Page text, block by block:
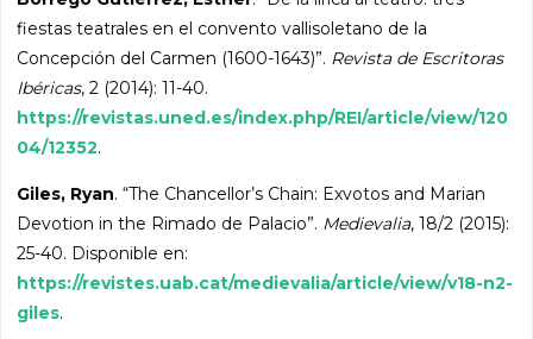
fiestas teatrales en el convento vallisoletano de la
Concepción del Carmen (1600-1643)”. Revista de Escritoras
Ibéricas, 2 (2014): 11-40.
https://revistas.uned.es/index.php/REI/article/view/120
04/12352.
Giles, Ryan. “The Chancellor’s Chain: Exvotos and Marian
Devotion in the Rimado de Palacio”. Medievalia, 18/2 (2015):
25-40. Disponible en:
https://revistes.uab.cat/medievalia/article/view/v18-n2-
giles.